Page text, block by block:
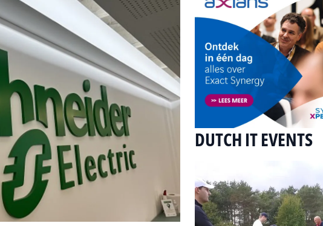
DUTCH IT EVENTS